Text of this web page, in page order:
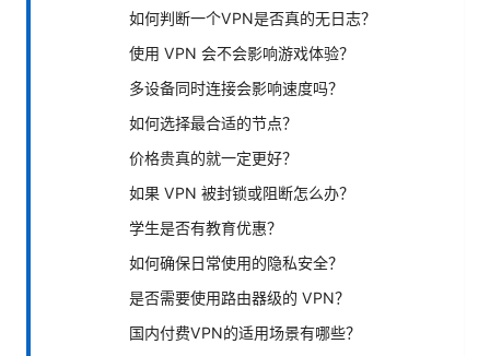
如何判断一个VPN是否真的无日志？
使用 VPN 会不会影响游戏体验？
多设备同时连接会影响速度吗？
如何选择最合适的节点？
价格贵真的就一定更好？
如果 VPN 被封锁或阻断怎么办？
学生是否有教育优惠？
如何确保日常使用的隐私安全？
是否需要使用路由器级的 VPN？
国内付费VPN的适用场景有哪些？